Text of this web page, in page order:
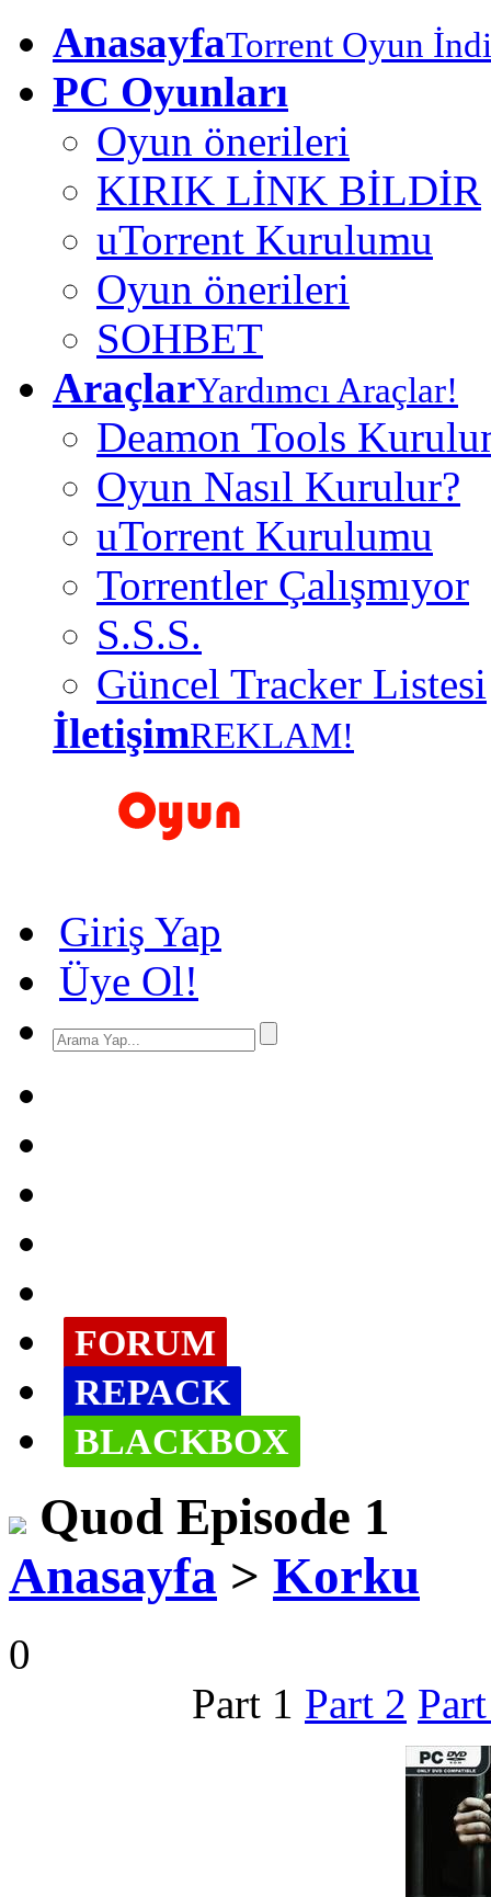
AnasayfaTorrent Oyun
PC Oyunları
Oyun önerileri
KIRIK LİNK BİLDİR
uTorrent Kurulumu
Oyun önerileri
SOHBET
AraçlarYardımcı Araçlar!
Deamon Tools
Oyun Nasıl Kurulur?
uTorrent Kurulumu
Torrentler Çalışmıyor
S.S.S.
Güncel Tracker Listesi
İletişimREKLAM!
Giriş Yap
Üye Ol!
FORUM
REPACK
BLACKBOX
Quod Episode 1
Anasayfa > Korku
0
Part 1 Part 2